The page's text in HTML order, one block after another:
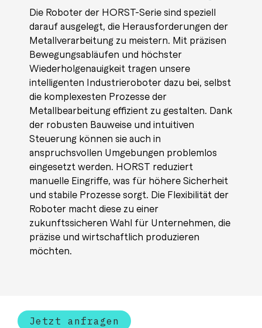
Die Roboter der HORST-Serie sind speziell
darauf ausgelegt, die Herausforderungen der
Metallverarbeitung zu meistern. Mit präzisen
Bewegungsabläufen und höchster
Wiederholgenauigkeit tragen unsere
intelligenten Industrieroboter dazu bei, selbst
die komplexesten Prozesse der
Metallbearbeitung effizient zu gestalten. Dank
der robusten Bauweise und intuitiven
Steuerung können sie auch in
anspruchsvollen Umgebungen problemlos
eingesetzt werden. HORST reduziert
manuelle Eingriffe, was für höhere Sicherheit
und stabile Prozesse sorgt. Die Flexibilität der
Roboter macht diese zu einer
zukunftssicheren Wahl für Unternehmen, die
präzise und wirtschaftlich produzieren
möchten.
Jetzt anfragen